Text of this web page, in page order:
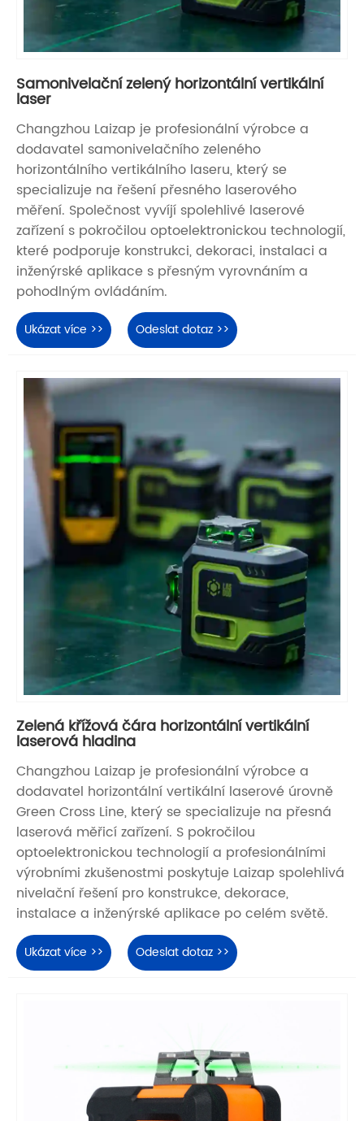
Samonivelační zelený horizontální vertikální
laser
Changzhou Laizap je profesionální výrobce a
dodavatel samonivelačního zeleného
horizontálního vertikálního laseru, který se
specializuje na řešení přesného laserového
měření. Společnost vyvíjí spolehlivé laserové
zařízení s pokročilou optoelektronickou technologií,
které podporuje konstrukci, dekoraci, instalaci a
inženýrské aplikace s přesným vyrovnáním a
pohodlným ovládáním.
Ukázat více >> Odeslat dotaz >>
Zelená křížová čára horizontální vertikální
laserová hladina
Changzhou Laizap je profesionální výrobce a
dodavatel horizontální vertikální laserové úrovně
Green Cross Line, který se specializuje na přesná
laserová měřicí zařízení. S pokročilou
optoelektronickou technologií a profesionálními
výrobními zkušenostmi poskytuje Laizap spolehlivá
nivelační řešení pro konstrukce, dekorace,
instalace a inženýrské aplikace po celém světě.
Ukázat více >> Odeslat dotaz >>